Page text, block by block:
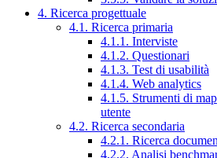
4. Ricerca progettuale
4.1. Ricerca primaria
4.1.1. Interviste
4.1.2. Questionari
4.1.3. Test di usabilità
4.1.4. Web analytics
4.1.5. Strumenti di
utente
4.2. Ricerca secondaria
4.2.1. Ricerca
4.2.2. Analisi